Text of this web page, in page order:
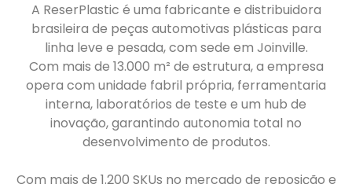
A ReserPlastic é uma fabricante e distribuidora
brasileira de peças automotivas plásticas para
linha leve e pesada, com sede em Joinville.
Com mais de 13.000 m² de estrutura, a empresa
opera com unidade fabril própria, ferramentaria
interna, laboratórios de teste e um hub de
inovação, garantindo autonomia total no
desenvolvimento de produtos.
Com mais de 1.200 SKUs no mercado de reposição e